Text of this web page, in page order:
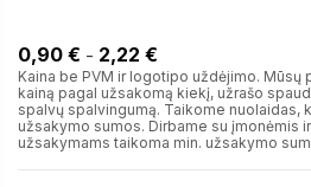
0,90 € - 2,22 €
Kaina be PVM ir logotipo uždėjimo.
kainą pagal užsakomą kiekį, užrašo
spalvų spalvingumą. Taikome nuolaidas,
užsakymo sumos. Dirbame su įmonėmis
užsakymams taikoma min. užsakymo